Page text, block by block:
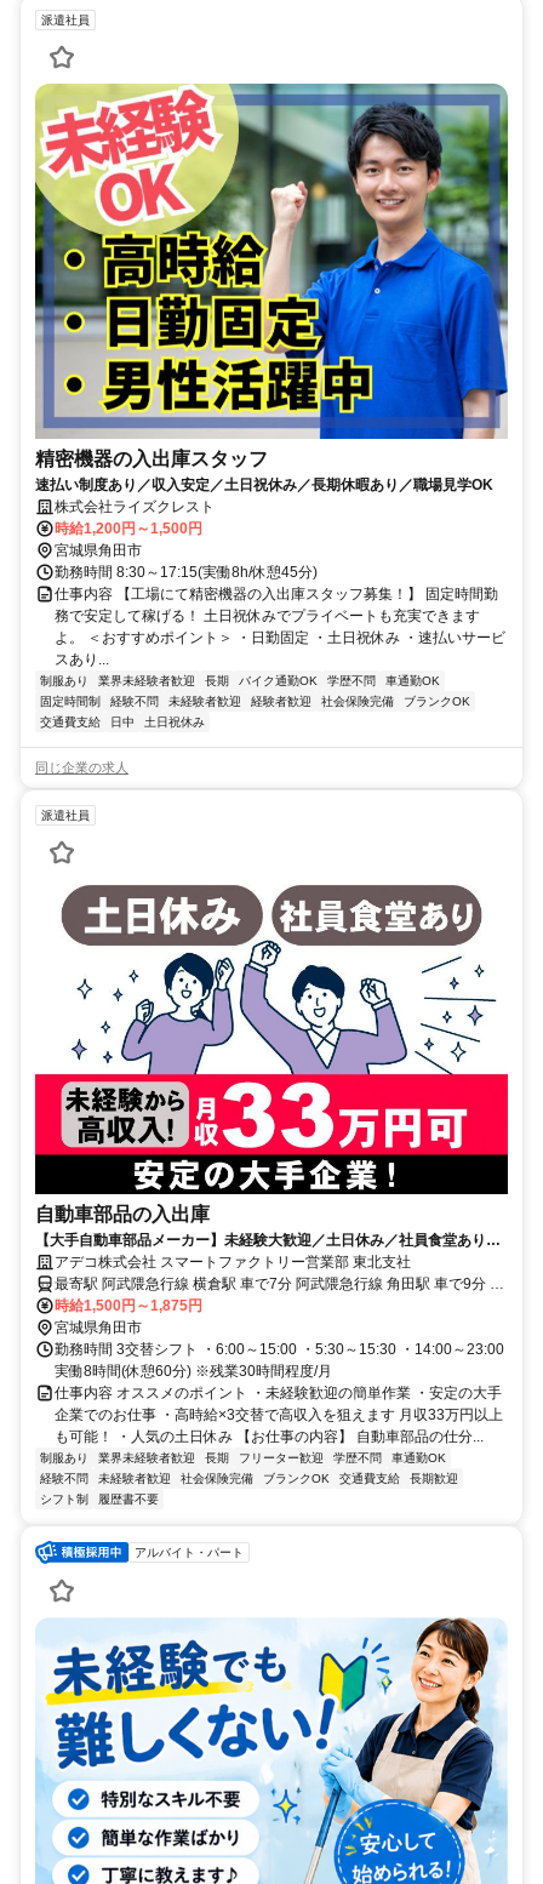
派遣社員
精密機器の入出庫スタッフ
速払い制度あり／収入安定／土日祝休み／長期休暇あり／職場見学OK
株式会社ライズクレスト
時給1,200円～1,500円
宮城県角田市
勤務時間 8:30～17:15(実働8h/休憩45分)
仕事内容 【工場にて精密機器の入出庫スタッフ募集！】 固定時間勤
務で安定して稼げる！ 土日祝休みでプライベートも充実できます
よ。 ＜おすすめポイント＞ ・日勤固定 ・土日祝休み ・速払いサービ
スあり...
制服あり 業界未経験者歓迎 長期 バイク通勤OK 学歴不問
車通勤OK
固定時間制
経験不問 未経験者歓迎 経験者歓迎 社会保険完備
ブランクOK
交通費支給
日中 土日祝休み
同じ企業の求人
派遣社員
自動車部品の入出庫
【大手自動車部品メーカー】未経験大歓迎／土日休み／社員食堂あり／
男性活躍中／月収例33万円
アデコ株式会社 スマートファクトリー営業部 東北支社
最寄駅 阿武隈急行線 横倉駅 車で7分 阿武隈急行線 角田駅 車で9分 阿
武隈急行線 岡駅 車で11分
時給1,500円～1,875円
宮城県角田市
勤務時間 3交替シフト ・6:00～15:00 ・5:30～15:30 ・14:00～23:00
実働8時間(休憩60分) ※残業30時間程度/月
仕事内容 オススメのポイント ・未経験歓迎の簡単作業 ・安定の大手
企業でのお仕事 ・高時給×3交替で高収入を狙えます 月収33万円以上
も可能！ ・人気の土日休み 【お仕事の内容】 自動車部品の仕分...
制服あり 業界未経験者歓迎 長期 フリーター歓迎 学歴不問
車通勤OK
経験不問
未経験者歓迎 社会保険完備 ブランクOK 交通費支給
長期歓迎
シフト制
履歴書不要
アルバイト・パート